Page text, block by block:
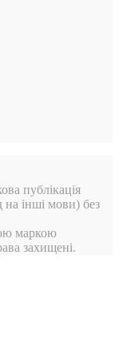
публікація
на інші мови) без
маркою
захищені.